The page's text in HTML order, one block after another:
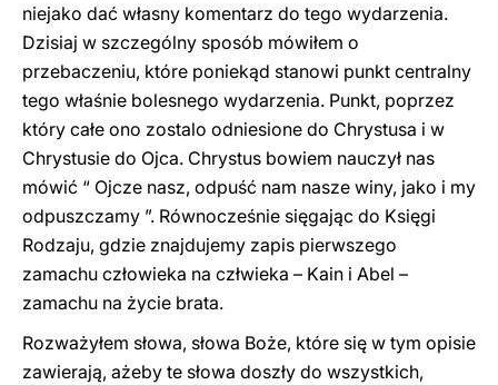
niejako dać własny komentarz do tego wydarzenia.
Dzisiaj w szczególny sposób mówiłem o
przebaczeniu, które poniekąd stanowi punkt centralny
tego właśnie bolesnego wydarzenia. Punkt, poprzez
który całe ono zostalo odniesione do Chrystusa i w
Chrystusie do Ojca. Chrystus bowiem nauczył nas
mówić “ Ojcze nasz, odpuść nam nasze winy, jako i my
odpuszczamy ”. Równocześnie sięgając do Księgi
Rodzaju, gdzie znajdujemy zapis pierwszego
zamachu człowieka na człwieka – Kain i Abel –
zamachu na życie brata.
Rozważyłem słowa, słowa Boże, które się w tym opisie
zawierają, ażeby te słowa doszły do wszystkich,